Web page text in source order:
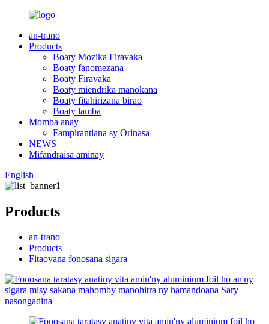
an-trano
Products
Boaty Mozika Firavaka
Boaty fanomezana
Boaty Firavaka
Boaty miendrika manokana
Boaty fitahirizana birao
Boaty lamba
Momba anay
Fampirantiana sy Orinasa
NEWS
Mifandraisa aminay
English
Products
an-trano
Products
Fitaovana fonosana sigara